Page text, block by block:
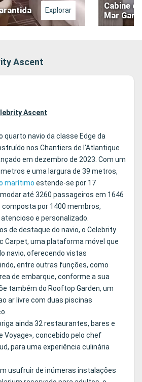
Explorar
Cabine
Mar
Ascent
Ascent
quarto navio da classe Edge da
nos Chantiers de l'Atlantique
em dezembro de 2023. Com um
e uma largura de 39 metros,
marítimo estende-se por 17
até 3260 passageiros em 1646
composta por 1400 membros,
e personalizado.
de destaque do navio, o Celebrity
Carpet, uma plataforma móvel que
navio, oferecendo vistas
entre outras funções, como
de embarque, conforme a sua
também do Rooftop Garden, um
ar livre com duas piscinas
ainda 32 restaurantes, bares e
Voyage», concebido pelo chef
para uma experiência culinária
usufruir de inúmeras instalações